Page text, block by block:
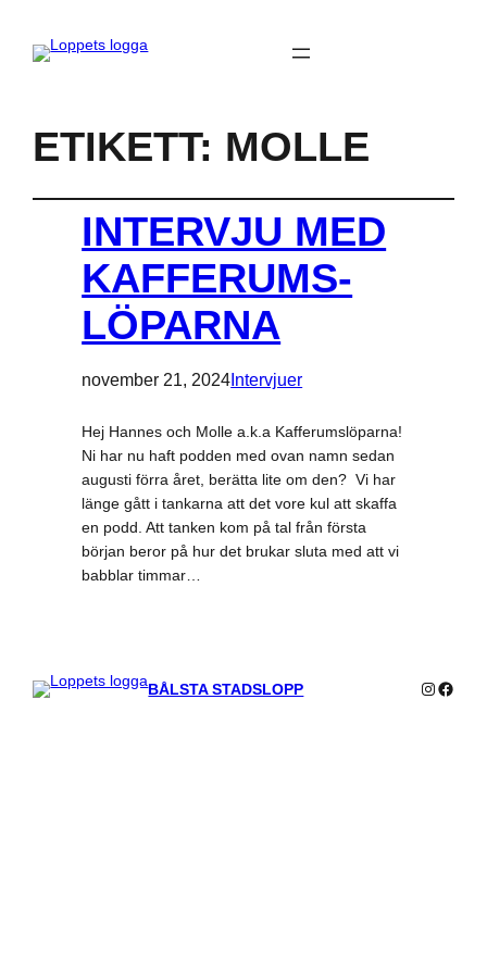
ETIKETT: MOLLE
INTERVJU MED
KAFFERUMS-
LÖPARNA
november 21, 2024 Intervjuer
Hej Hannes och Molle a.k.a Kafferumslöparna!
Ni har nu haft podden med ovan namn sedan
augusti förra året, berätta lite om den? Vi har
länge gått i tankarna att det vore kul att skaffa
en podd. Att tanken kom på tal från första
början beror på hur det brukar sluta med att vi
babblar timmar…
BÅLSTA STADSLOPP